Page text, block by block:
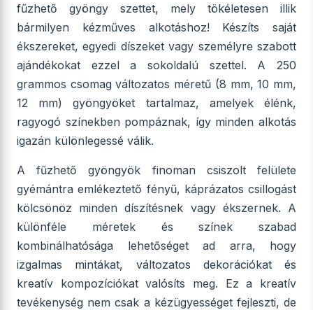
fűzhető gyöngy szettet, mely tökéletesen illik
bármilyen kézműves alkotáshoz! Készíts saját
ékszereket, egyedi díszeket vagy személyre szabott
ajándékokat ezzel a sokoldalú szettel. A 250
grammos csomag változatos méretű (8 mm, 10 mm,
12 mm) gyöngyöket tartalmaz, amelyek élénk,
ragyogó színekben pompáznak, így minden alkotás
igazán különlegessé válik.
A fűzhető gyöngyök finoman csiszolt felülete
gyémántra emlékeztető fényű, káprázatos csillogást
kölcsönöz minden díszítésnek vagy ékszernek. A
különféle méretek és színek szabad
kombinálhatósága lehetőséget ad arra, hogy
izgalmas mintákat, változatos dekorációkat és
kreatív kompozíciókat valósíts meg. Ez a kreatív
tevékenység nem csak a kézügyességet fejleszti, de